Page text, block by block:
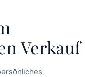
Verkauf